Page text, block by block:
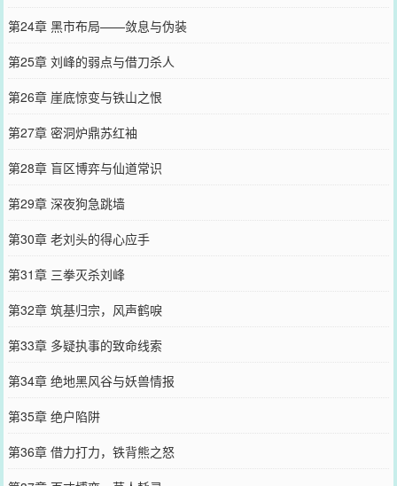
第24章 黑市布局——敛息与伪装
第25章 刘峰的弱点与借刀杀人
第26章 崖底惊变与铁山之恨
第27章 密洞炉鼎苏红袖
第28章 盲区博弈与仙道常识
第29章 深夜狗急跳墙
第30章 老刘头的得心应手
第31章 三拳灭杀刘峰
第32章 筑基归宗，风声鹤唳
第33章 多疑执事的致命线索
第34章 绝地黑风谷与妖兽情报
第35章 绝户陷阱
第36章 借力打力，铁背熊之怒